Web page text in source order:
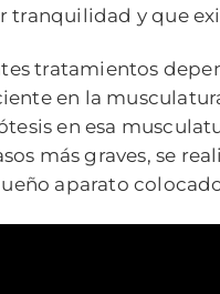
tranquilidad y que
tratamientos
en la
en esa
más graves, se
aparato